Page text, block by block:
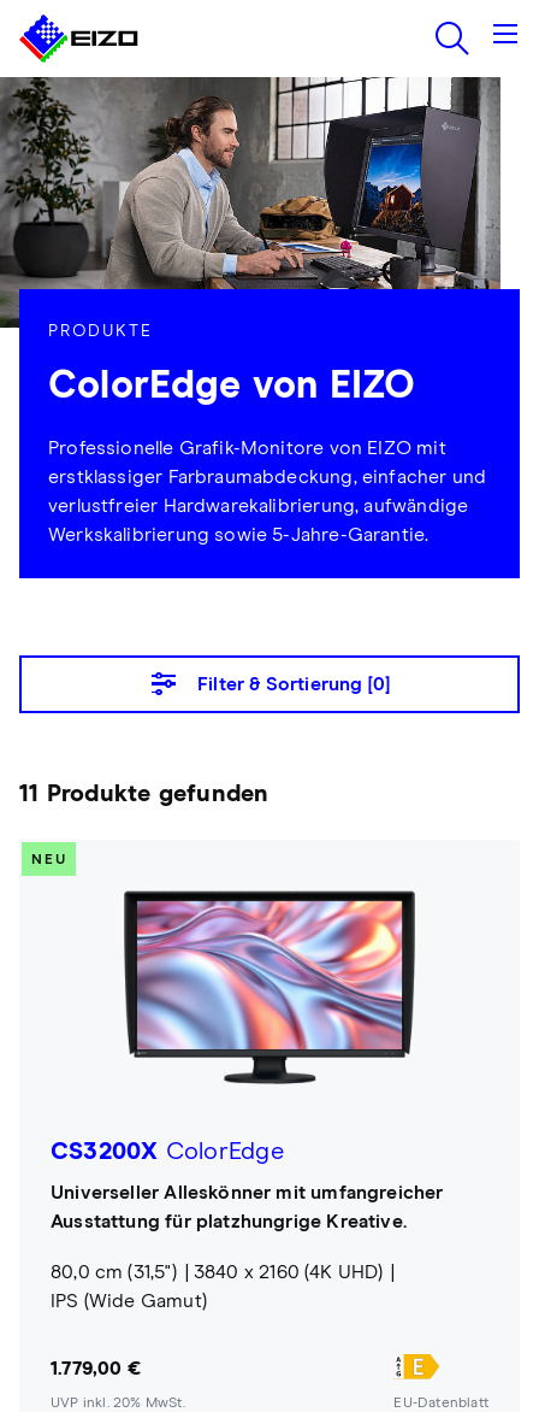
PRODUKTE
ColorEdge von EIZO
Professionelle Grafik-Monitore von EIZO mit
erstklassiger Farbraumabdeckung, einfacher und
verlustfreier Hardwarekalibrierung, aufwändige
Werkskalibrierung sowie 5-Jahre-Garantie.
Filter & Sortierung [0]
11 Produkte gefunden
NEU
CS3200X ColorEdge
Universeller Alleskönner mit umfangreicher
Ausstattung für platzhungrige Kreative.
80,0 cm (31,5")
3840 x 2160 (4K UHD)
IPS (Wide Gamut)
1.779,00 €
UVP inkl. 20% MwSt. EU-Datenblatt